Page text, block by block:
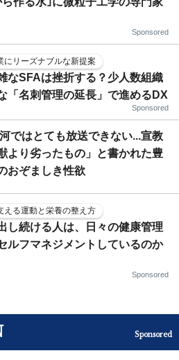
Sponsored
にリーズナブルな新提案
なSFAは挫折する？少人数組織
「名刺管理の延長」で進めるDX
Sponsored
ではとても放送できない...宣教
より劣ったもの」と書かれた豊
おぞましき性欲
える運動と栄養の整え方
し続ける人は、日々の健康管理
ルフマネジメントしているのか
Sponsored
Sponsored